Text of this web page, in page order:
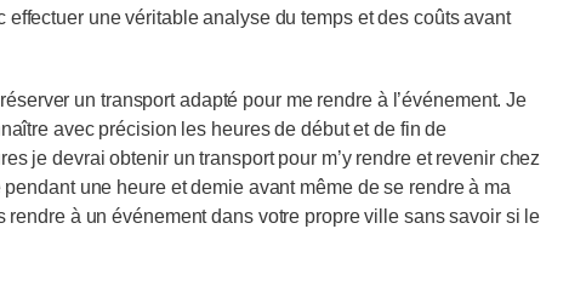
une véritable analyse du temps et des coûts avant
un transport adapté pour me rendre à l’événement. Je
avec précision les heures de début et de fin de
je devrai obtenir un transport pour m’y rendre et revenir chez
une heure et demie avant même de se rendre à ma
à un événement dans votre propre ville sans savoir si le